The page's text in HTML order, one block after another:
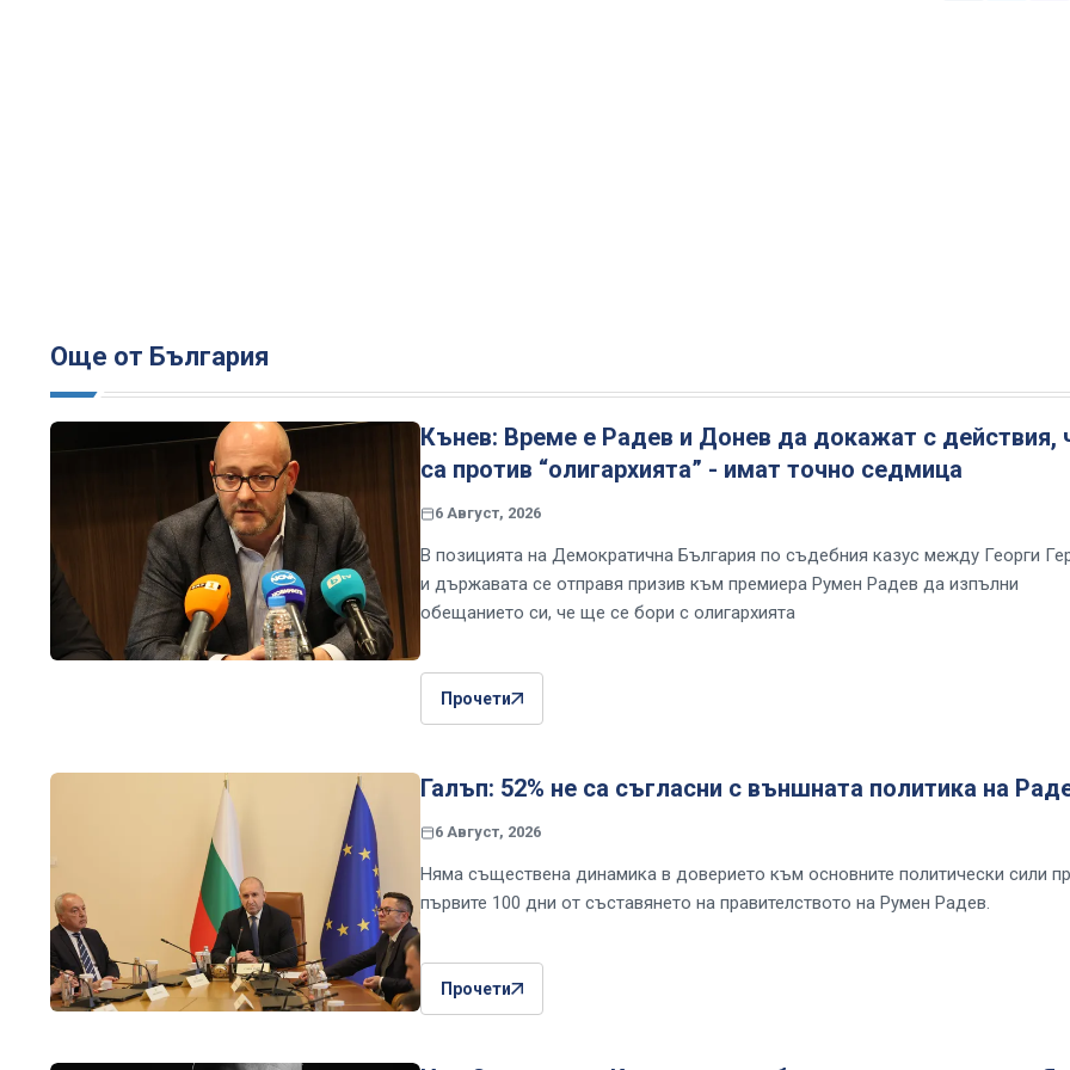
Още от България
Кънев: Време е Радев и Донев да докажат с действия,
са против “олигархията” - имат точно седмица
6 Август, 2026
В позицията на Демократична България по съдебния казус между Георги
и държавата се отправя призив към премиера Румен Радев да изпълни
обещанието си, че ще се бори с олигархията
Прочети
Галъп: 52% не са съгласни с външната политика на
6 Август, 2026
Няма съществена динамика в доверието към основните политически сили
първите 100 дни от съставянето на правителството на Румен Радев.
Прочети